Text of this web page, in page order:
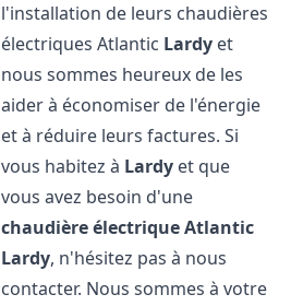
l'installation de leurs chaudières
électriques Atlantic Lardy et
nous sommes heureux de les
aider à économiser de l'énergie
et à réduire leurs factures. Si
vous habitez à Lardy et que
vous avez besoin d'une
chaudière électrique Atlantic
Lardy, n'hésitez pas à nous
contacter. Nous sommes à votre